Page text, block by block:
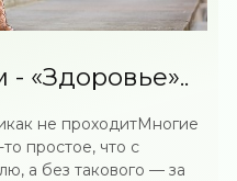
«Здоровье»..
не проходитМногие
простое, что с
а без такового — за